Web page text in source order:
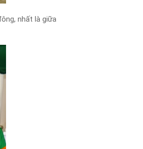
nhất là giữa